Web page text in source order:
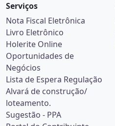
Serviços
Nota Fiscal Eletrônica
Livro Eletrônico
Holerite Online
Oportunidades de
Negócios
Lista de Espera Regulação
Alvará de construção/
loteamento.
Sugestão - PPA